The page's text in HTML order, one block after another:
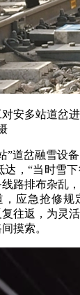
多站道岔进
岔融雪设备
，“当时雪
路排布杂乱
应急抢修规
往返，为灵
摸索。